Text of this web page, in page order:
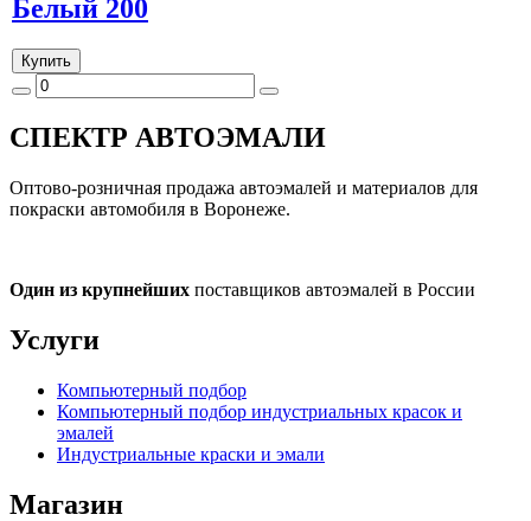
Белый 200
Купить
СПЕКТР АВТОЭМАЛИ
Оптово-розничная продажа автоэмалей и материалов для
покраски автомобиля в Воронеже.
Один из крупнейших поставщиков автоэмалей в России
Услуги
Компьютерный подбор
Компьютерный подбор индустриальных красок и
эмалей
Индустриальные краски и эмали
Магазин